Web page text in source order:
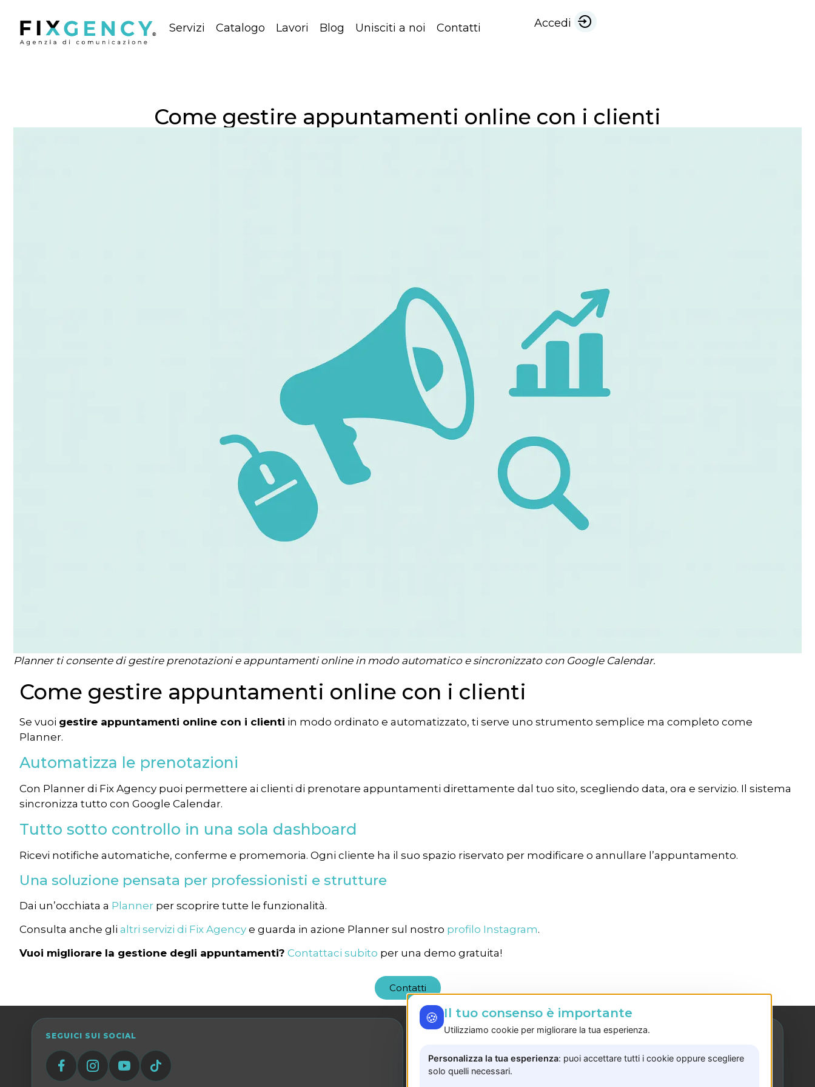
Servizi Catalogo Lavori Blog Unisciti a noi Contatti Accedi
Come gestire appuntamenti online con i clienti
Planner ti consente di gestire prenotazioni e appuntamenti online in modo automatico e sincronizzato con Google Calendar.
Come gestire appuntamenti online con i clienti
Se vuoi gestire appuntamenti online con i clienti in modo ordinato e automatizzato, ti serve uno strumento semplice ma completo come
Planner.
Automatizza le prenotazioni
Con Planner di Fix Agency puoi permettere ai clienti di prenotare appuntamenti direttamente dal tuo sito, scegliendo data, ora e servizio. Il sistema
sincronizza tutto con Google Calendar.
Tutto sotto controllo in una sola dashboard
Ricevi notifiche automatiche, conferme e promemoria. Ogni cliente ha il suo spazio riservato per modificare o annullare l’appuntamento.
Una soluzione pensata per professionisti e strutture
Dai un’occhiata a Planner per scoprire tutte le funzionalità.
Consulta anche gli altri servizi di Fix Agency e guarda in azione Planner sul nostro profilo Instagram.
Vuoi migliorare la gestione degli appuntamenti? Contattaci subito per una demo gratuita!
Contatti
SEGUICI SUI SOCIAL LE NOSTRE SEDI
Sede Salerno
Sede Bellizzi
🍪 Il tuo consenso è importante
Utilizziamo cookie per migliorare la tua esperienza.
Personalizza la tua esperienza: puoi accettare tutti i cookie oppure scegliere
solo quelli necessari.